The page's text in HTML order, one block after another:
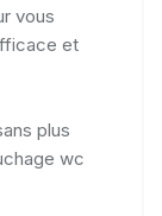
vous
et
plus
wc